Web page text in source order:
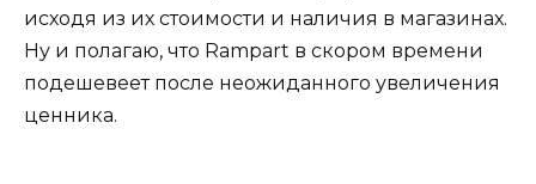
исходя из их стоимости и наличия в магазинах.
Ну и полагаю, что Rampart в скором времени
подешевеет после неожиданного увеличения
ценника.